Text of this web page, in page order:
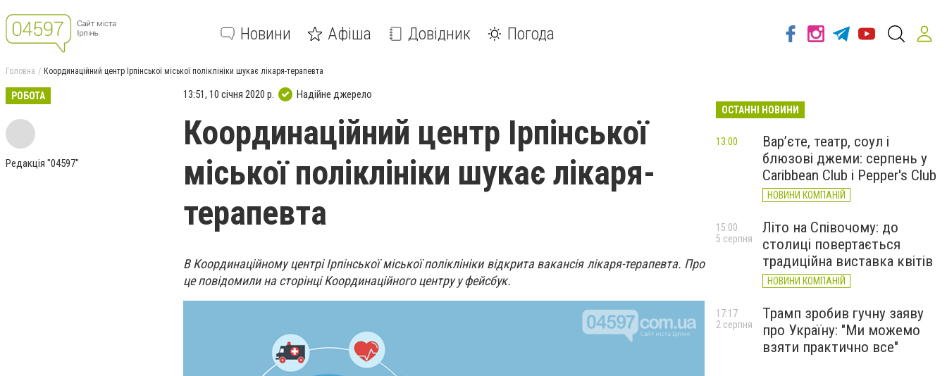
Новини Афіша Довідник Погода
Головна Координаційний центр Ірпінської міської поліклініки шукає лікаря-терапевта
РОБОТА
Редакція "04597"
13:51, 10 січня 2020 р. Надійне джерело
Координаційний центр Ірпінської
міської поліклініки шукає лікаря-
терапевта
В Координаційному центрі Ірпінської міської поліклініки відкрита вакансія лікаря-терапевта. Про
це повідомили на сторінці Координаційного центру у фейсбук.
ОСТАННІ НОВИНИ
Вар’єте, театр, соул і
блюзові джеми: серпень у
Caribbean Club і Pepper's Club
НОВИНИ КОМПАНІЙ
13:00
Літо на Співочому: до
столиці повертається
традиційна виставка квітів
НОВИНИ КОМПАНІЙ
15:00
5 серпня
Трамп зробив гучну заяву
про Україну: "Ми можемо
взяти практично все"
17:17
2 серпня